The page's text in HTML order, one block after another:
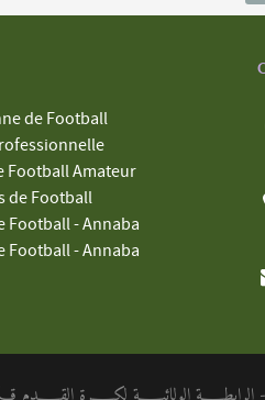
de Football
Football Amateur
de Football
Football - Annaba
Football - Annaba